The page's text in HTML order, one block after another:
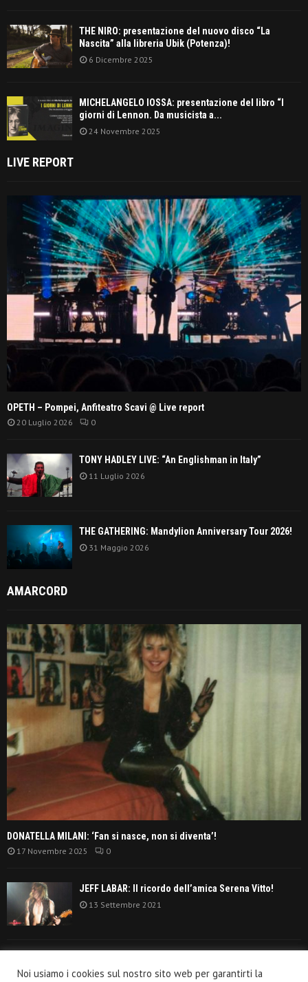
THE NIRO: presentazione del nuovo disco “La
Nascita” alla libreria Ubik (Potenza)!
6 Dicembre 2025
MICHELANGELO IOSSA: presentazione del libro “I
giorni di Lennon. Da musicista a...
24 Novembre 2025
LIVE REPORT
OPETH – Pompei, Anfiteatro Scavi @ Live report
20 Luglio 2026 0
TONY HADLEY LIVE: “An Englishman in Italy”
11 Luglio 2026
THE GATHERING: Mandylion Anniversary Tour 2026!
31 Maggio 2026
AMARCORD
DONATELLA MILANI: ‘Fan si nasce, non si diventa’!
17 Novembre 2025 0
JEFF LABAR: Il ricordo dell’amica Serena Vitto!
13 Settembre 2021
settanta’!
Noi usiamo i cookies sul nostro sito web per garantirti la